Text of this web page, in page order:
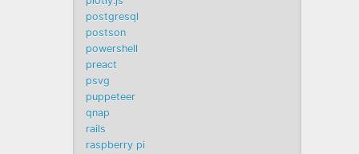
postgresql
postson
powershell
preact
psvg
puppeteer
qnap
rails
raspberry pi